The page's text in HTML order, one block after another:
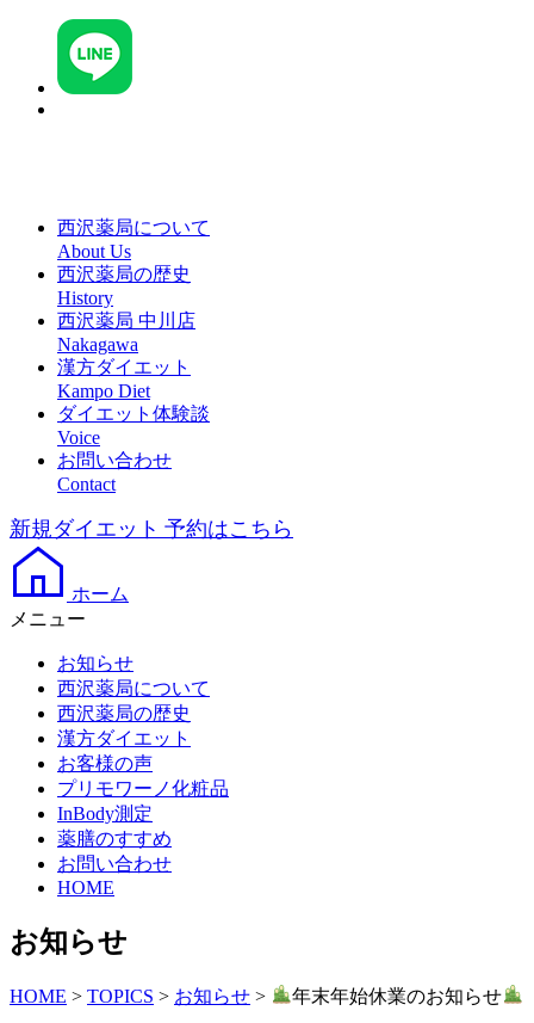
西沢薬局について
About Us
西沢薬局の歴史
History
西沢薬局 中川店
Nakagawa
漢方ダイエット
Kampo Diet
ダイエット体験談
Voice
お問い合わせ
Contact
新規ダイエット 予約はこちら
ホーム
メニュー
お知らせ
西沢薬局について
西沢薬局の歴史
漢方ダイエット
お客様の声
プリモワーノ化粧品
InBody測定
薬膳のすすめ
お問い合わせ
HOME
お知らせ
HOME > TOPICS > お知らせ > 年末年始休業のお知らせ